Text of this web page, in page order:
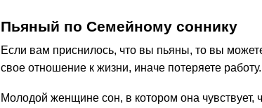
Пьяный по Семейному соннику
Если вам приснилось, что вы пьяны, то вы
свое отношение к жизни, иначе потеряете работу.
Молодой женщине сон, в котором она чувствует,